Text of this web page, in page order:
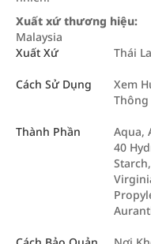
Xuất xứ thương hiệu:
Malaysia
Xuất Xứ
Thái
Cách Sử Dụng
Xem
Thông
Thành Phần
Aqua,
40